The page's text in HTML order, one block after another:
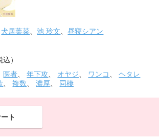
犬居葉菜、池 玲文、昼寝シアン
）
医者、年下攻、 オヤジ、 ワンコ 、ヘタレ
、複数、濃厚、 同棲
ト